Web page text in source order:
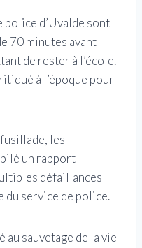
police d’Uvalde sont
70 minutes avant
de rester à l’école.
à l’époque pour
les
un rapport
défaillances
du service de police.
au sauvetage de la vie